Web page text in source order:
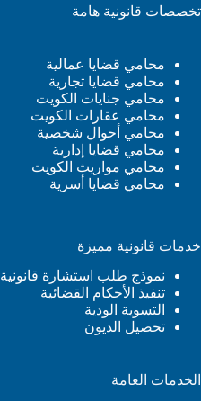
تخصصات قانونية هامة
محامي قضايا عمالية
محامي قضايا تجارية
محامي جنايات الكويت
محامي عقارات الكويت
محامي أحوال شخصية
محامي قضايا إدارية
محامي مواريث الكويت
محامي قضايا أسرية
خدمات قانونية مميزة
نموذج طلب استشارة قانونية
تنفيذ الأحكام القضائية
التسوية الودية
تحصيل الديون
الخدمات العامة